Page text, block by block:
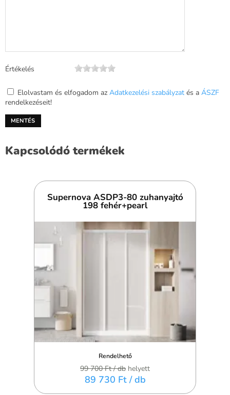
Értékelés
Elolvastam és elfogadom az Adatkezelési szabályzat és a ÁSZF
rendelkezéseit!
Kapcsolódó termékek
Supernova ASDP3-80 zuhanyajtó
198 fehér+pearl
Rendelhető
99 700 Ft/ db helyett
89 730 Ft / db